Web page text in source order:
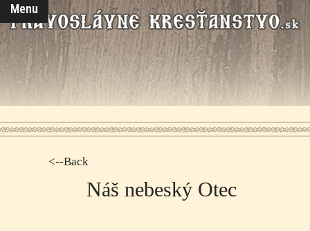
Menu
<--Back
Náš nebeský Otec